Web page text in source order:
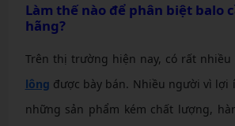
Làm thế nào để phân biệt balo
hãng?
Trên thị trường hiện nay, có rất nhiều
lông được bày bán. Nhiều người vì lợi
những sản phẩm kém chất lượng,